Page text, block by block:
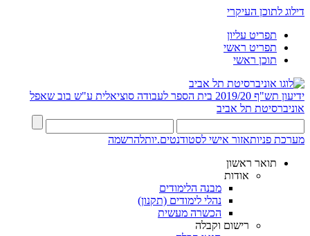
דילוג לתוכן העיקרי
תפריט עליון
תפריט ראשי
תוכן ראשי
ידיעון תש"ף 2019/20
בית הספר לעבודה סוציאלית ע"ש בוב שאפל
אוניברסיטת תל אביב
מערכת פניותאזור אישי לסטודנטים.יותלהרשמה
תואר ראשון
אודות
מבנה הלימודים
נהלי לימודים (תקנון)
הכשרה מעשית
רישום וקבלה